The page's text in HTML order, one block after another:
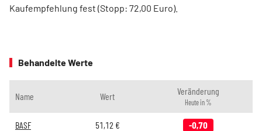
Kaufempfehlung fest (Stopp: 72,00 Euro).
Behandelte Werte
Name Wert Veränderung
Heute in %
BASF 51,12 € -0,70